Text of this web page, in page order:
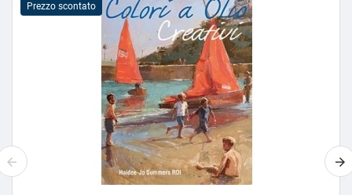
Prezzo scontato